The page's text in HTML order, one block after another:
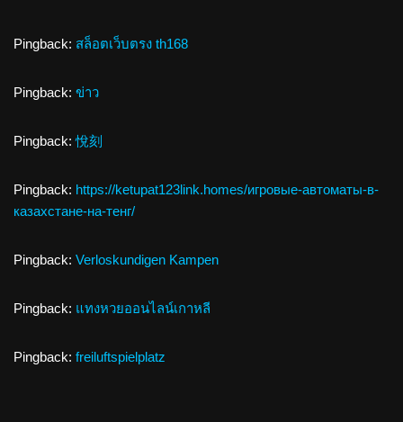
Pingback: สล็อตเว็บตรง th168
Pingback: ข่าว
Pingback:悅刻
Pingback: https://ketupat123link.homes/игровые-автоматы-в-
казахстане-на-тенг/
Pingback: Verloskundigen Kampen
Pingback: แทงหวยออนไลน์เกาหลี
Pingback: freiluftspielplatz